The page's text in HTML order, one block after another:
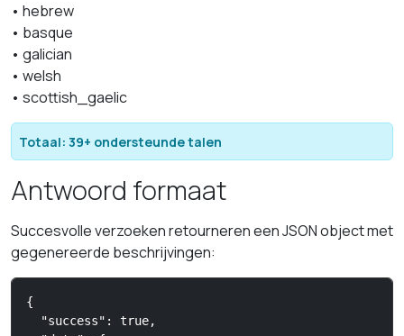
• hebrew
• basque
• galician
• welsh
• scottish_gaelic
Totaal: 39+ ondersteunde talen
Antwoord formaat
Succesvolle verzoeken retourneren een JSON object met
gegenereerde beschrijvingen:
{
  "success": true,